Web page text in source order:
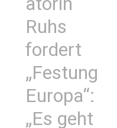
Ruhs
fordert
„Festung
Europa“:
„Es geht